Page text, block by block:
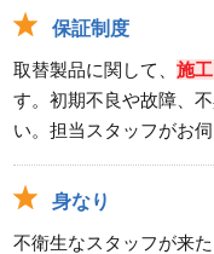
保証制度
取替製品に関して、施
す。初期不良や故障、
い。担当スタッフがお
身なり
不衛生なスタッフが来